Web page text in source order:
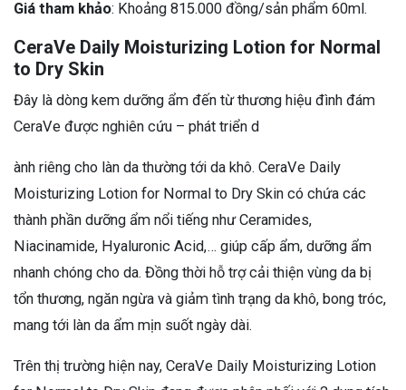
Giá tham khảo: Khoảng 815.000 đồng/sản phẩm 60ml.
CeraVe Daily Moisturizing Lotion for Normal
to Dry Skin
Đây là dòng kem dưỡng ẩm đến từ thương hiệu đình đám
CeraVe được nghiên cứu – phát triển d
ành riêng cho làn da thường tới da khô. CeraVe Daily
Moisturizing Lotion for Normal to Dry Skin có chứa các
thành phần dưỡng ẩm nổi tiếng như Ceramides,
Niacinamide, Hyaluronic Acid,… giúp cấp ẩm, dưỡng ẩm
nhanh chóng cho da. Đồng thời hỗ trợ cải thiện vùng da bị
tổn thương, ngăn ngừa và giảm tình trạng da khô, bong tróc,
mang tới làn da ẩm mịn suốt ngày dài.
Trên thị trường hiện nay, CeraVe Daily Moisturizing Lotion